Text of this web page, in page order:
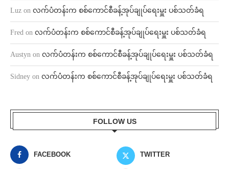
Luz on လက်ပံတန်းက စစ်ကောင်စီခန့်အုပ်ချုပ်ရေးမှူး ပစ်သတ်ခံရ
Fred on လက်ပံတန်းက စစ်ကောင်စီခန့်အုပ်ချုပ်ရေးမှူး ပစ်သတ်ခံရ
Austyn on လက်ပံတန်းက စစ်ကောင်စီခန့်အုပ်ချုပ်ရေးမှူး ပစ်သတ်ခံရ
Sidney on လက်ပံတန်းက စစ်ကောင်စီခန့်အုပ်ချုပ်ရေးမှူး ပစ်သတ်ခံရ
FOLLOW US
FACEBOOK TWITTER